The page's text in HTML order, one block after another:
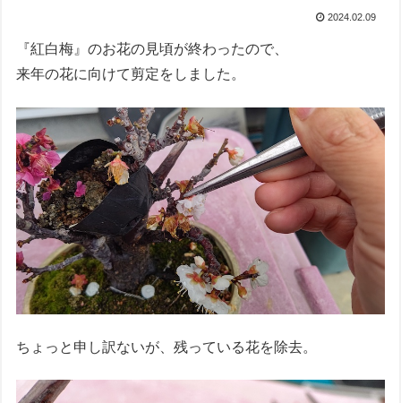
2024.02.09
『紅白梅』のお花の見頃が終わったので、
来年の花に向けて剪定をしました。
ちょっと申し訳ないが、残っている花を除去。